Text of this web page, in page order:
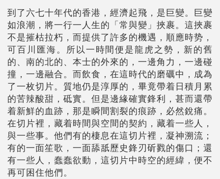
到了六七十年代的香港，經濟起飛，是巨變。巨變
如浪潮，將一行一人生的「常與變」挾裹。這挾裹
不是摧枯拉朽，而提供了許多的機遇，順應時势，
可百川匯海。所以一時間便是龍虎之勢，新的舊
的、南的北的、本士的外來的，一邊角力，一邊碰
撞，一邊融合。而飲食，在這時代的磨礪中，成為
了一枚切片。質地仍是淳厚的，畢竟帶着日積月累
的苦辣酸甜，砥實。但是邊緣確實鋒利，甚而還帶
着新鮮的血跡，那是瞬間割裂的痕跡，必然銳痛。
在切片裡，藏着時間與空間的契約，藏着一些人，
與一些事。他們有的棲息在這切片裡，凝神溯流；
有的一面笙歌，一面舔舐歷史鋒刃斫戮的傷口；還
有一些人，蠢蠢欲動，這切片中時空的經緯，便不
再可困住他們。